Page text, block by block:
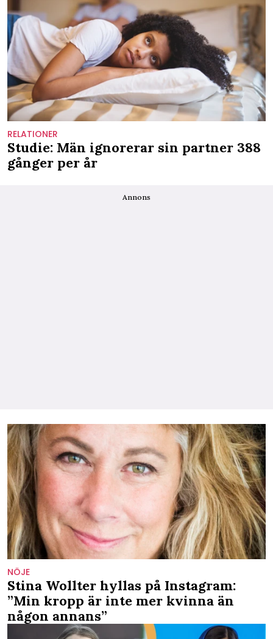
RELATIONER
Studie: Män ignorerar sin partner 388
gånger per år
Annons
NÖJE
Stina Wollter hyllas på Instagram:
”Min kropp är inte mer kvinna än
någon annans”